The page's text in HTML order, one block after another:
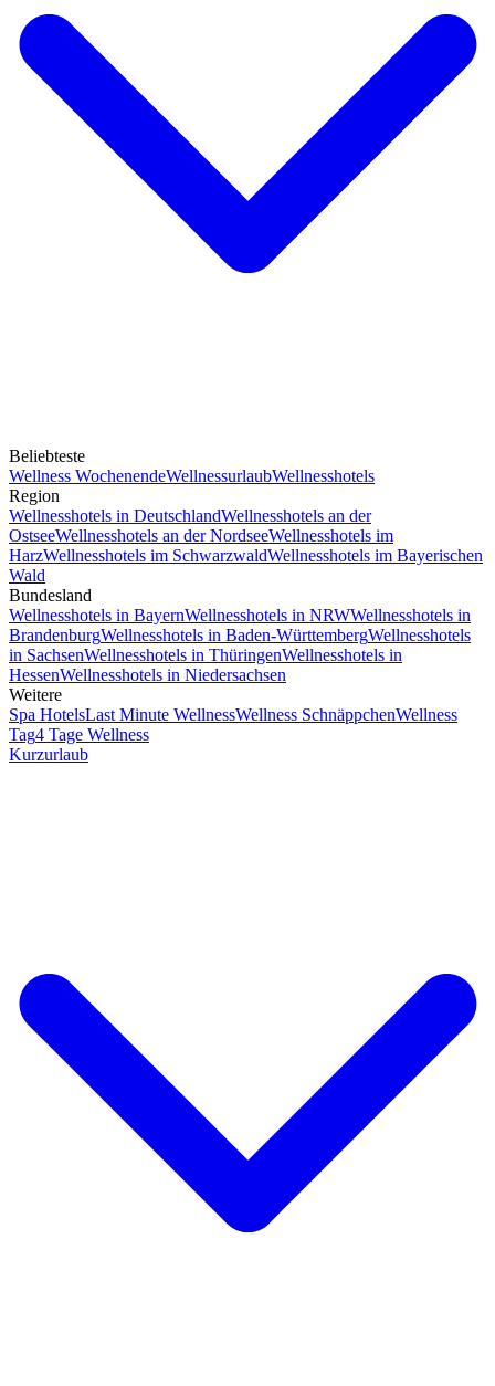
Beliebteste
Wellness WochenendeWellnessurlaubWellnesshotels
Region
Wellnesshotels in DeutschlandWellnesshotels an der
OstseeWellnesshotels an der NordseeWellnesshotels im
HarzWellnesshotels im SchwarzwaldWellnesshotels im Bayerischen
Wald
Bundesland
Wellnesshotels in BayernWellnesshotels in NRWWellnesshotels in
BrandenburgWellnesshotels in Baden-WürttembergWellnesshotels
in SachsenWellnesshotels in ThüringenWellnesshotels in
HessenWellnesshotels in Niedersachsen
Weitere
Spa HotelsLast Minute WellnessWellness SchnäppchenWellness
Tag4 Tage Wellness
Kurzurlaub